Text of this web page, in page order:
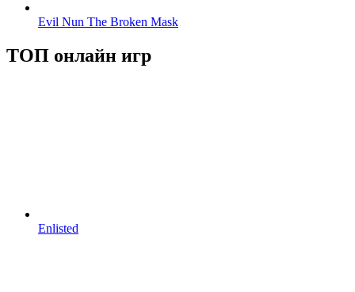
Evil Nun The Broken Mask
ТОП онлайн игр
Enlisted